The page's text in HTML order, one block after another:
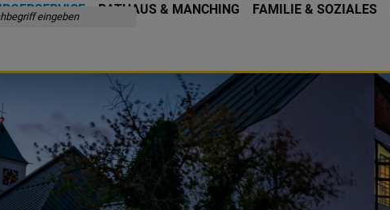
RATHAUS & MANCHING FAMILIE & SOZIALES